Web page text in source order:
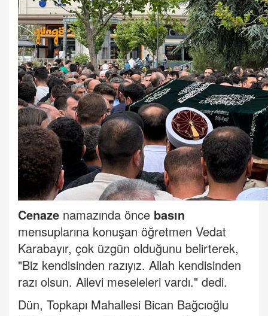
Cenaze namazında önce basın
mensuplarına konuşan öğretmen Vedat
Karabayır, çok üzgün olduğunu belirterek,
"Biz kendisinden razıyız. Allah kendisinden
razı olsun. Ailevi meseleleri vardı." dedi.
Dün, Topkapı Mahallesi Bican Bağcıoğlu